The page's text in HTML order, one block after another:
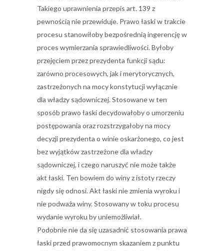
Takiego uprawnienia przepis art. 139 z
pewnością nie przewiduje. Prawo łaski w trakcie
procesu stanowiłoby bezpośrednią ingerencję w
proces wymierzania sprawiedliwości. Byłoby
przejęciem przez prezydenta funkcji sądu:
zarówno procesowych, jak i merytorycznych,
zastrzeżonych na mocy konstytucji wyłącznie
dla władzy sądowniczej. Stosowane w ten
sposób prawo łaski decydowałoby o umorzeniu
postępowania oraz rozstrzygałoby na mocy
decyzji prezydenta o winie oskarżonego, co jest
bez wyjątków zastrzeżone dla władzy
sądowniczej, i czego naruszyć nie może także
akt łaski. Ten bowiem do winy z istoty rzeczy
nigdy się odnosi. Akt łaski nie zmienia wyroku i
nie podważa winy. Stosowany w toku procesu
wydanie wyroku by uniemożliwiał.
Podobnie nie da się uzasadnić stosowania prawa
łaski przed prawomocnym skazaniem z punktu